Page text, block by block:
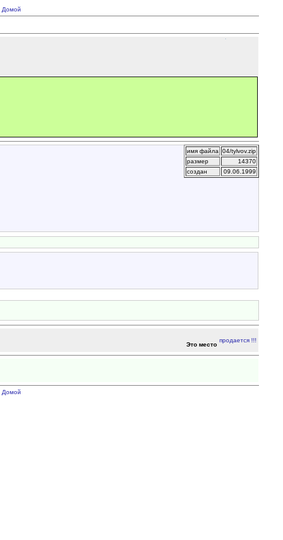
Домой
имя файла
04/tylvov.zip
размер
14370
создан
09.06.1999
Это место
Домой